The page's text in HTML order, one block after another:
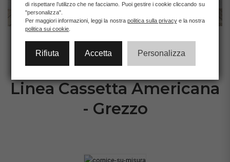
Linea Cassetta Americana
- Grezzo
di rispettare l’utilizzo che ne facciamo. Puoi gestire i cookie cliccando su
"personalizza".
Per maggiori informazioni, leggi la nostra politica sulla privacye la nostra
politica sui cookie
Rifiuta Accetta Personalizza